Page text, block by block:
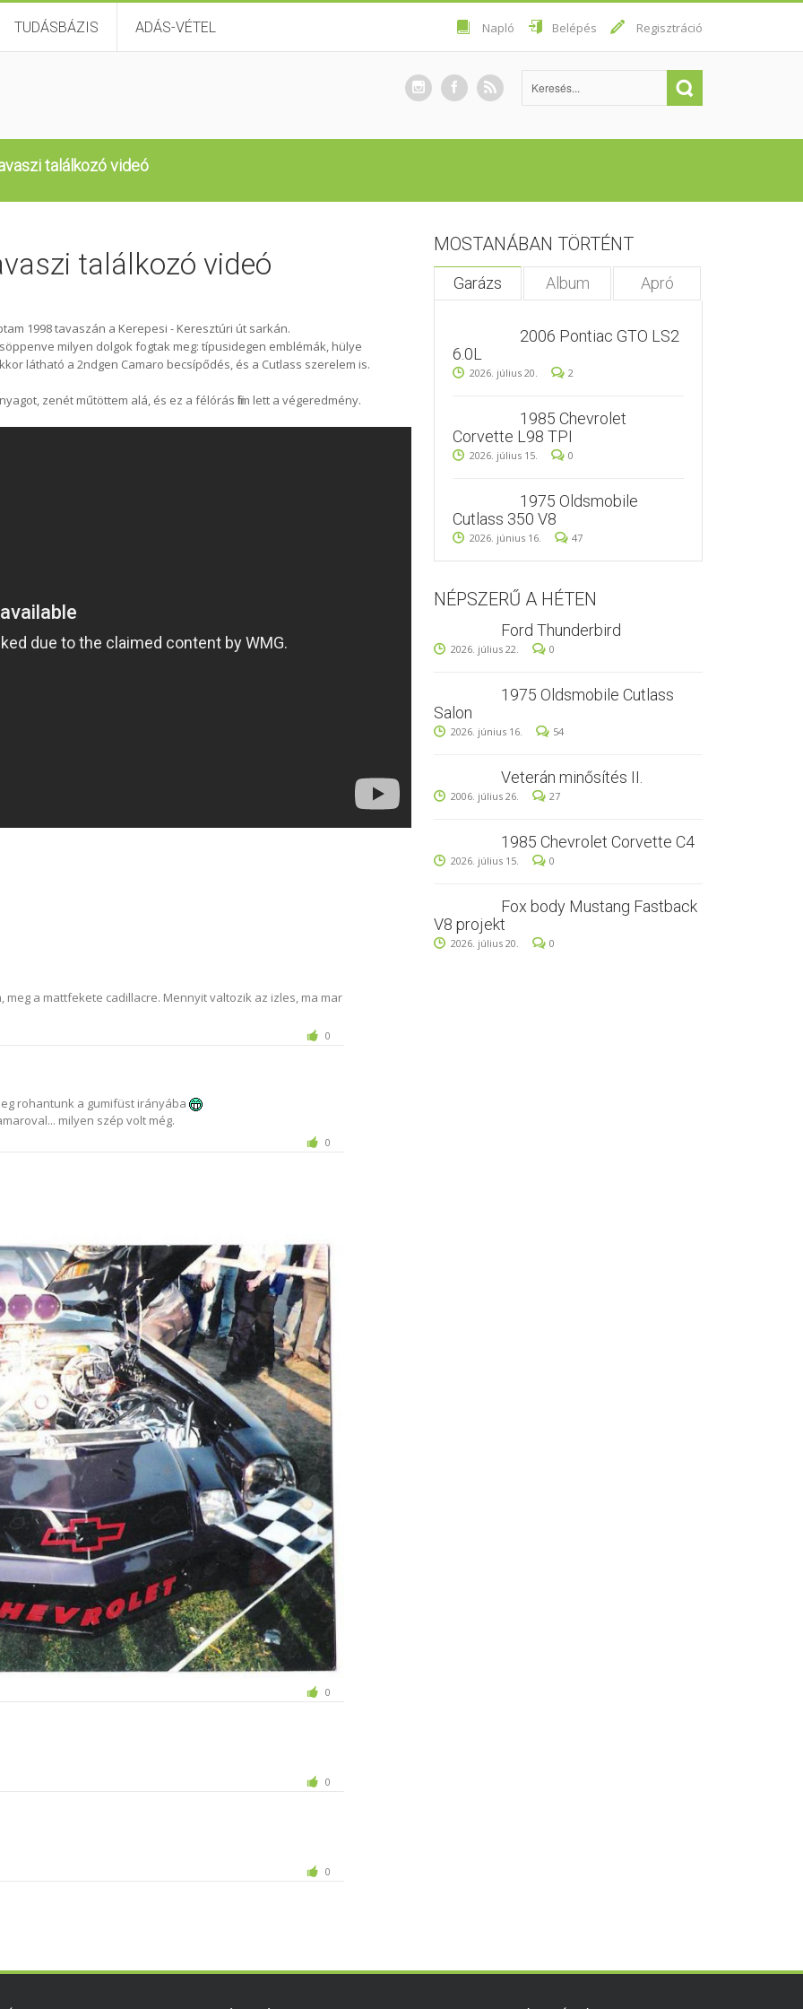
TUDÁSBÁZIS ADÁS-VÉTEL Napló Belépés Regisztráció
találkozó videó
találkozó videó
1998 tavaszán a Kerepesi - Keresztúri út sarkán.
milyen dolgok fogtak meg: típusidegen emblémák, hülye
látható a 2ndgen Camaro becsípődés, és a Cutlass szerelem is.
zenét műtöttem alá, és ez a félórás film lett a végeredmény.
meg a mattfekete cadillacre. Mennyit valtozik az izles, ma mar
0
rohantunk a gumifüst irányába
milyen szép volt még.
0
0
0
0
MOSTANÁBAN TÖRTÉNT
Garázs Album Apró
2006 Pontiac GTO LS2
6.0L
2026. július 20. 2
1985 Chevrolet
Corvette L98 TPI
2026. július 15. 0
1975 Oldsmobile
Cutlass 350 V8
2026. június 16. 47
NÉPSZERŰ A HÉTEN
Ford Thunderbird
2026. július 22. 0
1975 Oldsmobile Cutlass
Salon
2026. június 16. 54
Veterán minősítés II.
2006. július 26. 27
1985 Chevrolet Corvette C4
2026. július 15. 0
Fox body Mustang Fastback
V8 projekt
2026. július 20. 0